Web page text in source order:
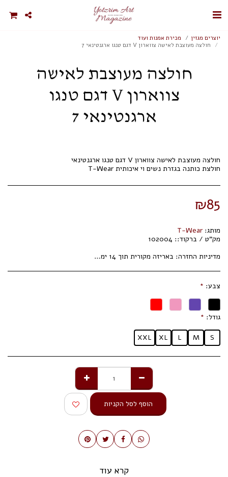
יוצרים מגזין
מכירת אמנות ועוד
חולצה מעוצבת לאישה צווארון V דגם טנגו ארגנטינאי 7
חולצה מעוצבת לאישה
צווארון V דגם טנגו
ארגנטינאי 7
חולצת כותנה בגזרת נשים וי איכותית T-Wear
₪85
מותג: T-Wear
מק"ט / ברקוד:: 102004
מדיניות החזרה: באריזה מקורית תוך 14 ימי עסקים.
צבע: *
גודל: *
S
M
L
XL
XXL
הוסף לסל הקניות
קרא עוד